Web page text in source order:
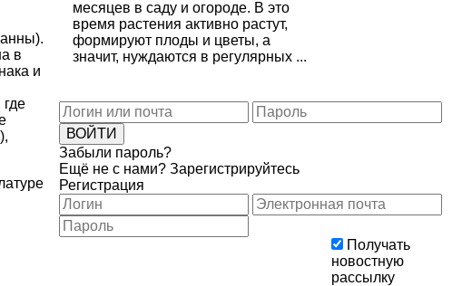
в
и
месяцев в саду и огороде. В это
время растения активно растут,
формируют плоды и цветы, а
значит, нуждаются в регулярных ...
Забыли пароль?
Ещё не с нами? Зарегистрируйтесь
Регистрация
Получать
новостную
рассылку